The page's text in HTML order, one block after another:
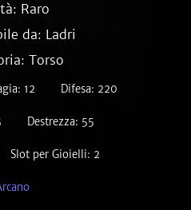
Raro
da: Ladri
Torso
12 Difesa: 220
Destrezza: 55
Slot per Gioielli: 2